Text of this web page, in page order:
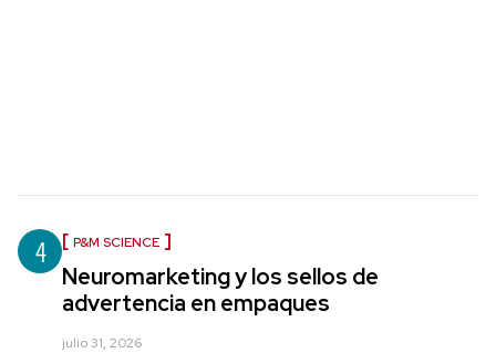
4 P&M SCIENCE
Neuromarketing y los sellos de
advertencia en empaques
julio 31, 2026